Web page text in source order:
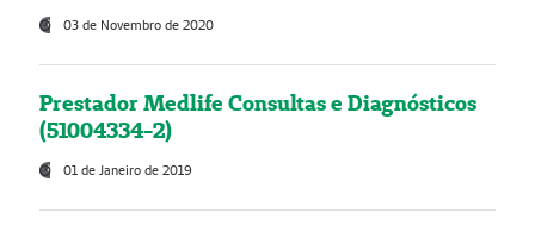
03 de Novembro de 2020
Prestador Medlife Consultas e Diagnósticos
(51004334-2)
01 de Janeiro de 2019